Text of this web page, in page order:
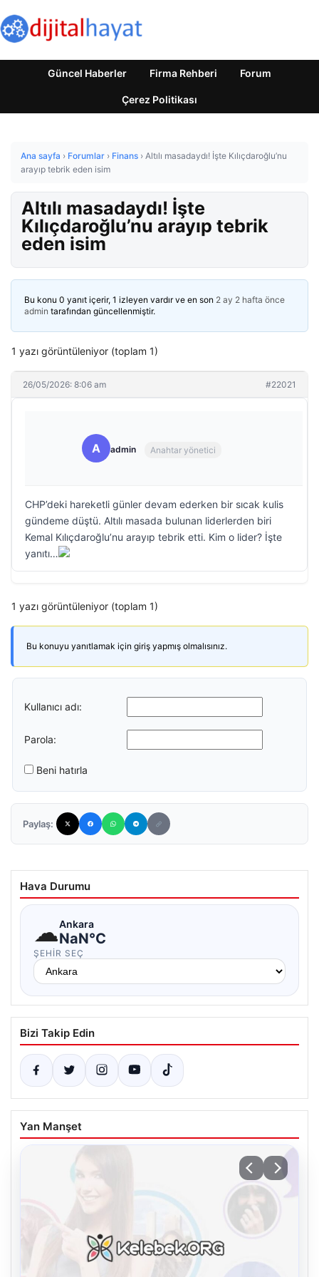
Güncel Haberler Firma Rehberi Forum
Çerez Politikası
Ana sayfa › Forumlar › Finans › Altılı masadaydı! İşte Kılıçdaroğlu’nu
arayıp tebrik eden isim
Altılı masadaydı! İşte
Kılıçdaroğlu’nu arayıp tebrik
eden isim
Bu konu 0 yanıt içerir, 1 izleyen vardır ve en son 2 ay 2 hafta önce
admin tarafından güncellenmiştir.
1 yazı görüntüleniyor (toplam 1)
26/05/2026: 8:06 am #22021
A admin Anahtar yönetici
CHP’deki hareketli günler devam ederken bir sıcak kulis
gündeme düştü. Altılı masada bulunan liderlerden biri
Kemal Kılıçdaroğlu’nu arayıp tebrik etti. Kim o lider? İşte
yanıtı…
1 yazı görüntüleniyor (toplam 1)
Bu konuyu yanıtlamak için giriş yapmış olmalısınız.
Kullanıcı adı:
Parola:
Beni hatırla
Paylaş:
Hava Durumu
☁Ankara
NaN°C
ŞEHIR SEÇ
Bizi Takip Edin
Yan Manşet